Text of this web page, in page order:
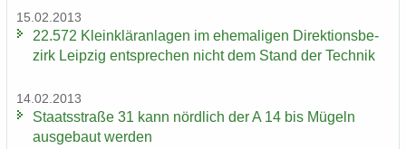
15.02.2013
22.572 Klein­klär­an­la­gen im ehe­ma­li­gen Di­rek­ti­ons­be­
zirk Leip­zig ent­spre­chen nicht dem Stand der Tech­nik
14.02.2013
Staats­stra­ße 31 kann nörd­lich der A 14 bis Mü­geln
aus­ge­baut wer­den